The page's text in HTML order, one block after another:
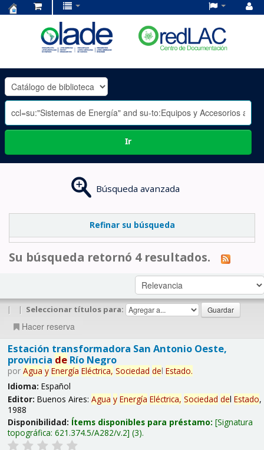
OLADE
-
Ir
Búsqueda avanzada
Refinar su búsqueda
Su búsqueda retornó 4 resultados.
| | Seleccionar títulos para:
Hacer reserva
Estación transformadora San Antonio Oeste,
provincia deRío Negro
por Agua y Energía Eléctrica, Sociedad del Estado.
Idioma: Español
Editor: Buenos Aires: Agua y Energía Eléctrica, Sociedad del Estado,
1988
Disponibilidad: Ítems disponibles para préstamo: Signatura
topográfica: 621.374.5/A282/v.2 (3).